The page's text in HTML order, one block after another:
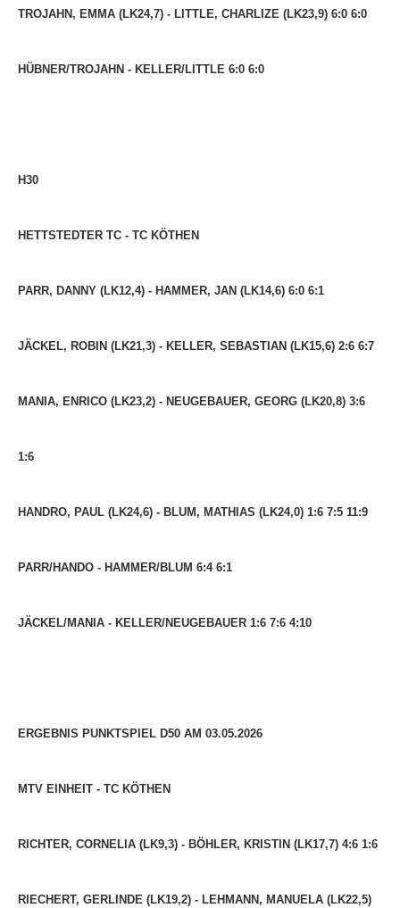
TROJAHN, EMMA (LK24,7) - LITTLE, CHARLIZE (LK23,9) 6:0 6:0
HÜBNER/TROJAHN - KELLER/LITTLE 6:0 6:0
H30
HETTSTEDTER TC - TC KÖTHEN
PARR, DANNY (LK12,4) - HAMMER, JAN (LK14,6) 6:0 6:1
JÄCKEL, ROBIN (LK21,3) - KELLER, SEBASTIAN (LK15,6) 2:6 6:7
MANIA, ENRICO (LK23,2) - NEUGEBAUER, GEORG (LK20,8) 3:6
1:6
HANDRO, PAUL (LK24,6) - BLUM, MATHIAS (LK24,0) 1:6 7:5 11:9
PARR/HANDO - HAMMER/BLUM 6:4 6:1
JÄCKEL/MANIA - KELLER/NEUGEBAUER 1:6 7:6 4:10
ERGEBNIS PUNKTSPIEL D50 AM 03.05.2026
MTV EINHEIT - TC KÖTHEN
RICHTER, CORNELIA (LK9,3) - BÖHLER, KRISTIN (LK17,7) 4:6 1:6
RIECHERT, GERLINDE (LK19,2) - LEHMANN, MANUELA (LK22,5)